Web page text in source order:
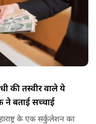
की तस्वीर वाले ये
ने बताई सच्चाई
के एक सर्कुलेशन का